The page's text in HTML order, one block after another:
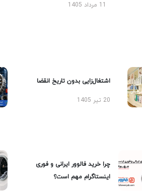
11 مرداد 1405
اشتغال‌زایی بدون تاریخ انقضا
20 تیر 1405
چرا خرید فالوور ایرانی و فوری
اینستاگرام مهم است؟